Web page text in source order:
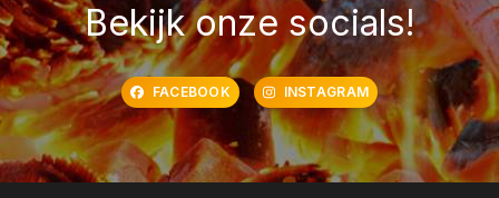
Bekijk onze socials!
FACEBOOK INSTAGRAM